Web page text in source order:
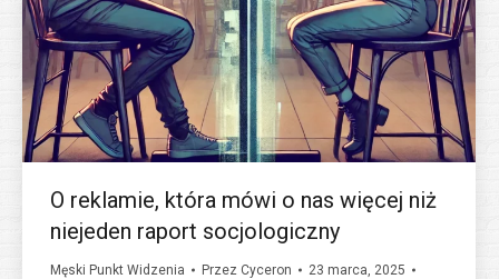
O reklamie, która mówi o nas więcej niż
niejeden raport socjologiczny
Męski Punkt Widzenia Przez Cyceron
23 marca, 2025